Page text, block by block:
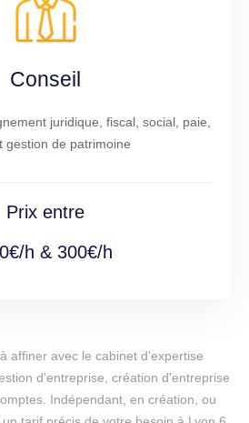
Conseil
juridique, fiscal, social, paie,
gestion de patrimoine
Prix entre
h & 300€/h
affiner avec le cabinet d'expertise
d'entreprise, création d'entreprise
Indépendant, en création, ou